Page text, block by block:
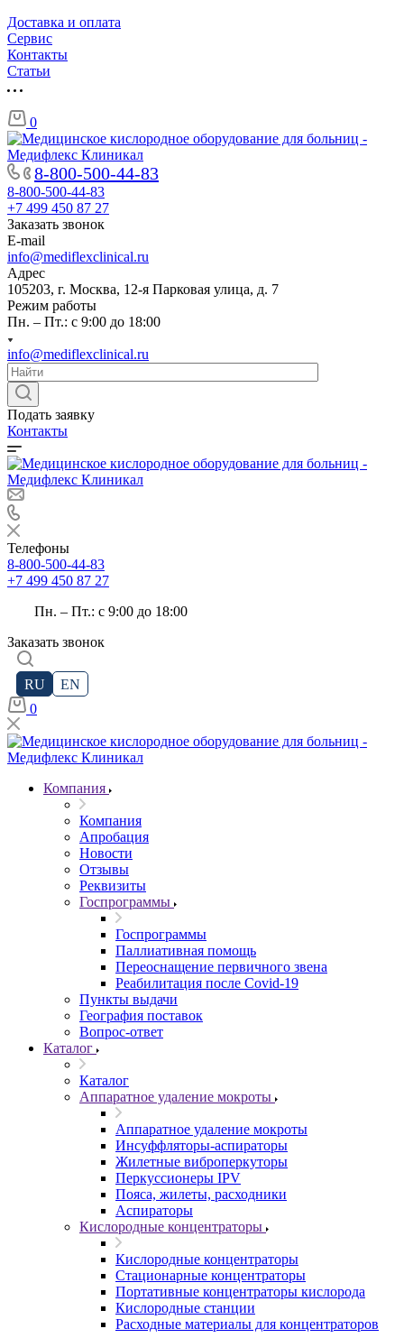
Доставка и оплата
Cервис
Контакты
Статьи
0
8-800-500-44-83
8-800-500-44-83
+7 499 450 87 27
Заказать звонок
E-mail
info@mediflexclinical.ru
Адрес
105203, г. Москва, 12-я Парковая улица, д. 7
Режим работы
Пн. – Пт.: с 9:00 до 18:00
info@mediflexclinical.ru
Подать заявку
Контакты
Телефоны
8-800-500-44-83
+7 499 450 87 27
Пн. – Пт.: с 9:00 до 18:00
Заказать звонок
RU
EN
0
Компания
Компания
Апробация
Новости
Отзывы
Реквизиты
Госпрограммы
Госпрограммы
Паллиативная помощь
Переоснащение первичного звена
Реабилитация после Covid-19
Пункты выдачи
География поставок
Вопрос-ответ
Каталог
Каталог
Аппаратное удаление мокроты
Аппаратное удаление мокроты
Инсуффляторы-аспираторы
Жилетные виброперкуторы
Перкуссионеры IPV
Пояса, жилеты, расходники
Аспираторы
Кислородные концентраторы
Кислородные концентраторы
Стационарные концентраторы
Портативные концентраторы кислорода
Кислородные станции
Расходные материалы для концентраторов